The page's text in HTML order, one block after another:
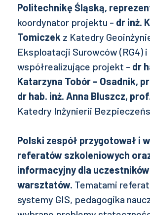
Politechnikę Śląską,
koordynator projektu - dr inż.
Tomiczek z Katedry
Eksploatacji Surowców (RG4) i
współrealizujące projekt - dr
Katarzyna Tobór – Osadnik,
dr hab. inż. Anna Bluszcz,
Katedry Inżynierii
Polski zespół przygotował i
referatów szkoleniowych
informacyjny dla uczestników
warsztatów. Tematami
systemy GIS, pedagogika